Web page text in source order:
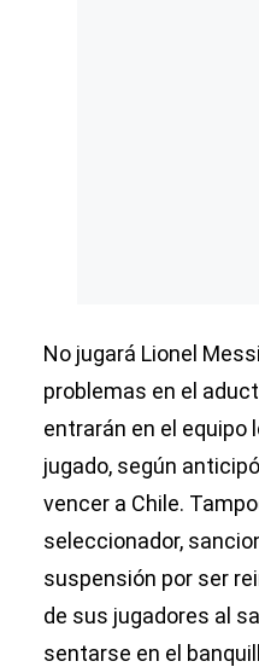
No jugará Lionel
problemas en el
entrarán en el equipo
jugado, según
vencer a Chile.
seleccionador,
suspensión por ser
de sus jugadores al
sentarse en el